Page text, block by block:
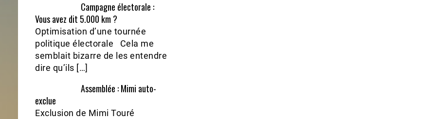
Campagne électorale :
Vous avez dit 5.000 km ?
Optimisation d’une tournée
politique électorale Cela me
semblait bizarre de les entendre
dire qu’ils […]
Assemblée : Mimi auto-
exclue
Exclusion de Mimi Touré